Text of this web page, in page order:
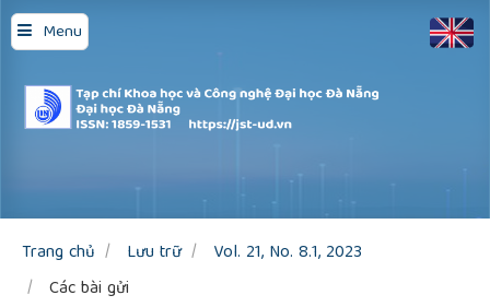
Menu
Quick
jump
to
page
content
Main
Sidebar
Trang chủ Lưu trữ
Vol. 21, No. 8.1, 2023
Các bài gửi